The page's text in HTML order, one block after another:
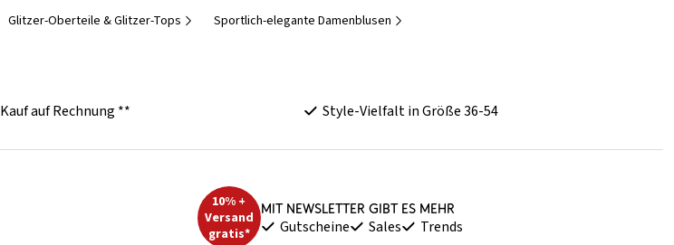
Glitzer-Oberteile & Glitzer-Tops Sportlich-elegante Damenblusen
Kauf auf Rechnung ** Style-Vielfalt in Größe 36-54
10% +
Versand
gratis*
Mit Newsletter gibt es mehr
Gutscheine Sales Trends